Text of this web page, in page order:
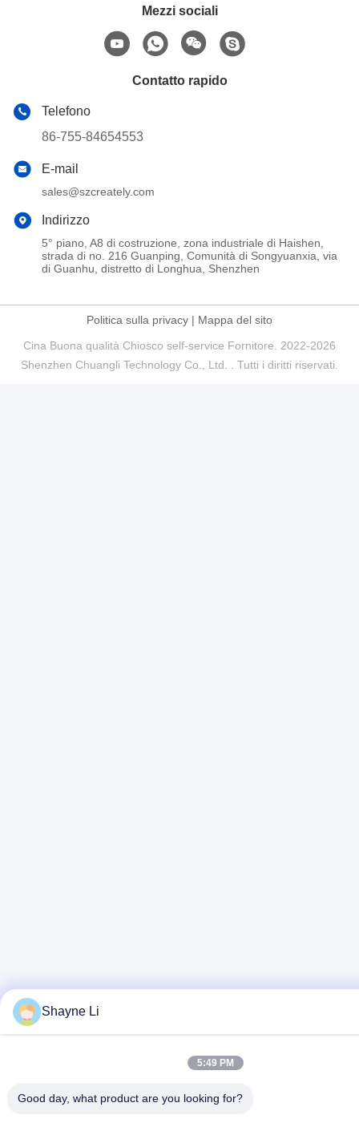
Mezzi sociali
Contatto rapido
Telefono
86-755-84654553
E-mail
sales@szcreately.com
Indirizzo
5° piano, A8 di costruzione, zona industriale di Haishen,
strada di no. 216 Guanping, Comunità di Songyuanxia, via
di Guanhu, distretto di Longhua, Shenzhen
Politica sulla privacy | Mappa del sito
Cina Buona qualità Chiosco self-service Fornitore. 2022-2026
Shenzhen Chuangli Technology Co., Ltd. . Tutti i diritti riservati.
Shayne Li
5:49 PM
Good day, what product are you looking for?